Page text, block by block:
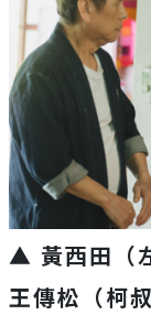
▲ 黃西田（
王傳松（柯